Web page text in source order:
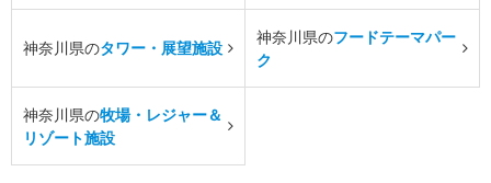
神奈川県のタワー・展望施設
神奈川県のフードテーマパー
ク
神奈川県の牧場・レジャー＆
リゾート施設